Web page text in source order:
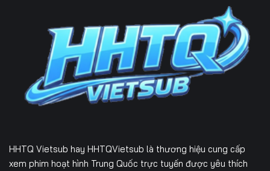
HHTQ Vietsub hay HHTQVietsub là thương hiệu cung cấp
xem phim hoạt hình Trung Quốc trực tuyến được yêu thích